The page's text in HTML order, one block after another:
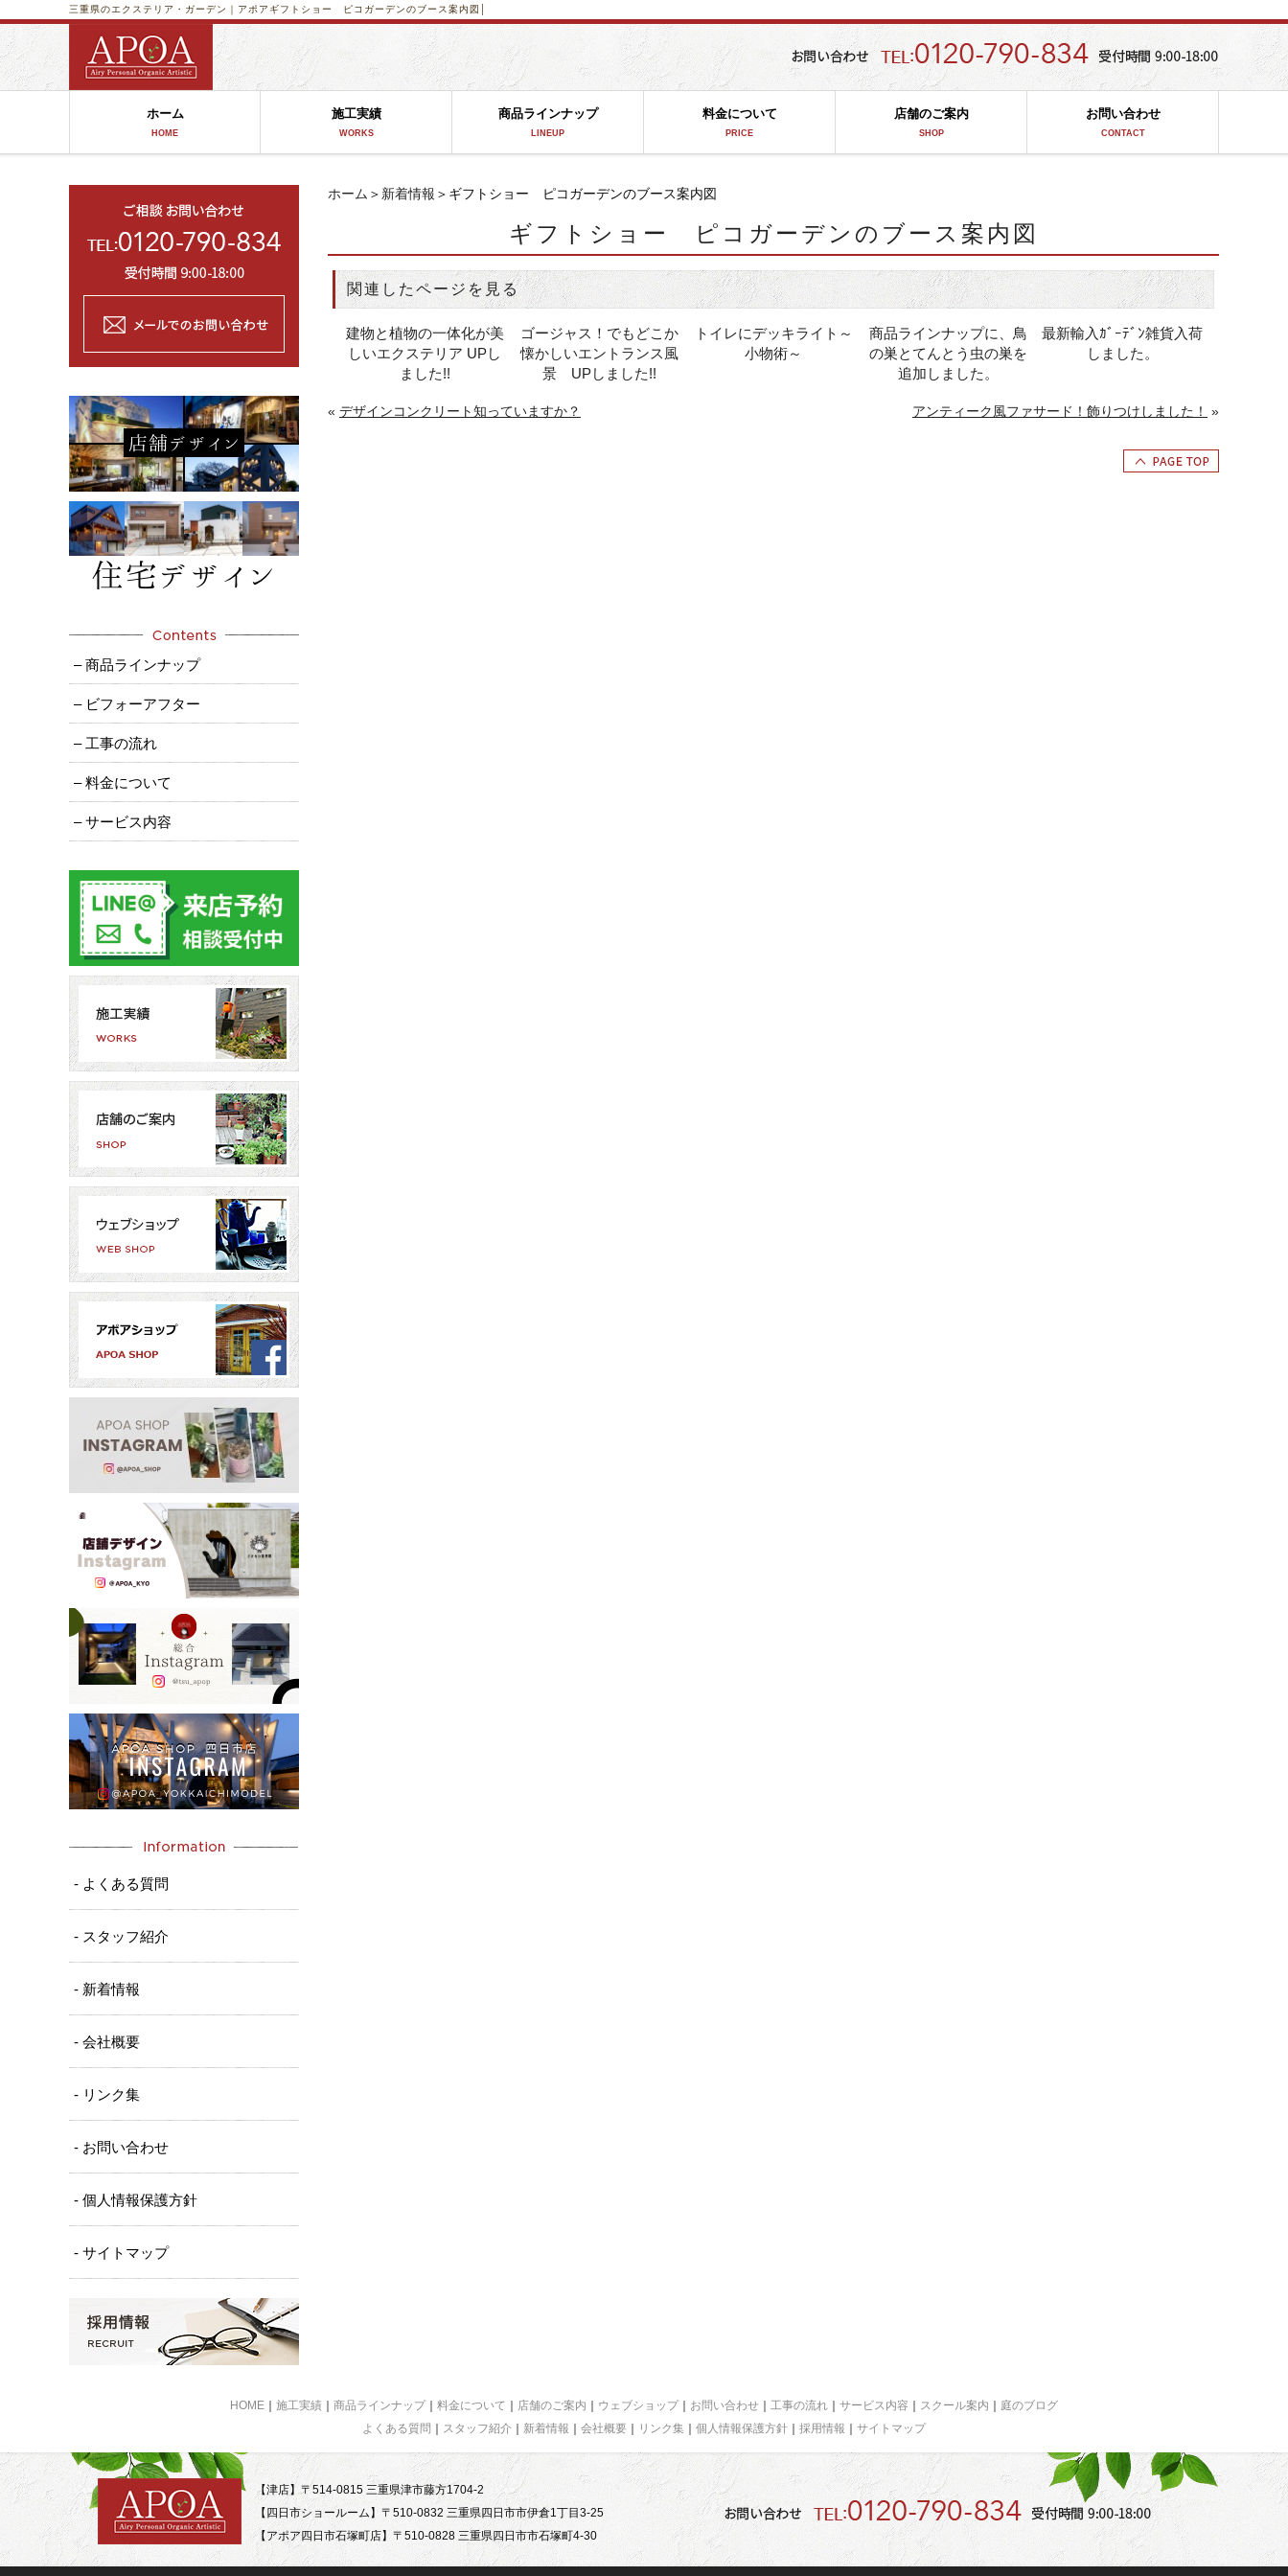
ギフトショー ピコガーデンのブース案内図│
三重県のエクステリア・ガーデン｜アポア
ホーム
HOME
施工実績
WORKS
商品ラインナップ
LINEUP
料金について
PRICE
店舗のご案内
SHOP
お問い合わせ
CONTACT
ホーム ＞ 新着情報 ＞ギフトショー ピコガーデンのブース案内図
ギフトショー ピコガーデンのブース案内図
関連したページを見る
建物と植物の一体化が美
しいエクステリア UPし
ました!!
ゴージャス！でもどこか
懐かしいエントランス風
景 UPしました!!
トイレにデッキライト～
小物術～
商品ラインナップに、鳥
の巣とてんとう虫の巣を
追加しました。
最新輸入ｶﾞｰﾃﾞﾝ雑貨入荷
しました。
« デザインコンクリート知っていますか？ アンティーク風ファサード！飾りつけしました！ »
– 商品ラインナップ
– ビフォーアフター
– 工事の流れ
– 料金について
– サービス内容
- よくある質問
- スタッフ紹介
- 新着情報
- 会社概要
- リンク集
- お問い合わせ
- 個人情報保護方針
- サイトマップ
HOME 施工実績 商品ラインナップ 料金について 店舗のご案内 ウェブショップ お問い合わせ 工事の流れ サービス内容 スクール案内
庭のブログ
よくある質問
スタッフ紹介 新着情報 会社概要 リンク集 個人情報保護方針 採用情報 サイトマップ
【津店】〒514-0815 三重県津市藤方1704-2
【四日市ショールーム】〒510-0832 三重県四日市市伊倉1丁目3-25
【アポア四日市石塚町店】〒510-0828 三重県四日市市石塚町4-30